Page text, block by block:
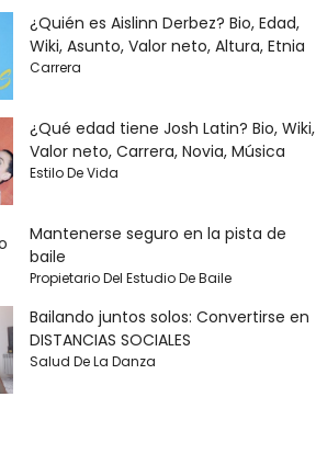
¿Quién es Aislinn Derbez? Bio, Edad,
Wiki, Asunto, Valor neto, Altura, Etnia
Carrera
¿Qué edad tiene Josh Latin? Bio, Wiki,
Valor neto, Carrera, Novia, Música
Estilo De Vida
Mantenerse seguro en la pista de
baile
Propietario Del Estudio De Baile
Bailando juntos solos: Convertirse en
DISTANCIAS SOCIALES
Salud De La Danza